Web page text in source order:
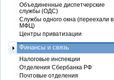
Объединенные диспетчерские
службы (ОДС)
Службы одного окна (переехали в
МФЦ)
Центры приватизации
Финансы и связь
Налоговые инспекции
Отделения Сбербанка РФ
Почтовые отделения